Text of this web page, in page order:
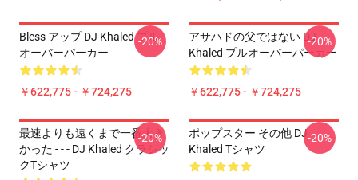
Bless アップ DJ Khaled プル
オーバーパーカー
￥622,775 - ￥724,275
-20%
アサハドの父ではない DJ
Khaled プルオーバーパーカー
￥622,775 - ￥724,275
-20%
最速よりも遠くまで一番大き
かった - - - DJ Khaled クラシッ
クTシャツ
-20%
ポップスター その他 DJ
Khaled Tシャツ
-20%